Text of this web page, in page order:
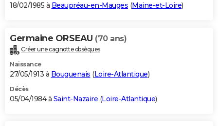
18/02/1985 à Beaupréau-en-Mauges (Maine-et-Loire)
Germaine ORSEAU (70 ans)
Créer une cagnotte obsèques
Naissance
27/05/1913 à Bouguenais (Loire-Atlantique)
Décès
05/04/1984 à Saint-Nazaire (Loire-Atlantique)